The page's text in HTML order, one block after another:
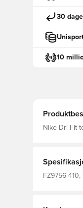
30
10
Nike Dri-Fit-
FZ9756-